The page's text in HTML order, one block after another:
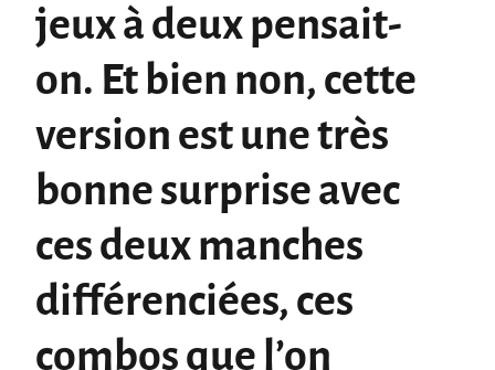
jeux à deux pensait-
on. Et bien non, cette
version est une très
bonne surprise avec
cesdeux manches
différenciées, ces
combos que l’on